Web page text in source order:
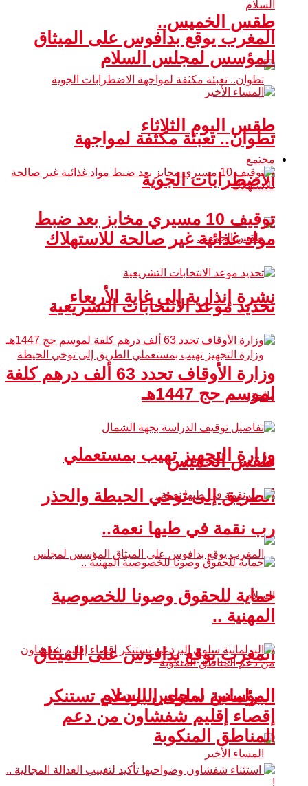
طقس الخميس..
تطوان.. تعبئة مكثفة لمواجهة
الاضطرابات الجوية
نشرة إنذارية إلى غاية الأربعاء
وزارة التجهيز تهيب بمستعملي
الطريق إلى توخي الحيطة والحذر
المغرب يوقع بدافوس على الميثاق
المؤسس لمجلس السلام
المغرب يوقع بدافوس على الميثاق
المؤسس لمجلس السلام
طقس اليوم الثلاثاء
مجتمع
توقيف 10 مسيري مخابز بعد ضبط
مواد غذائية غير صالحة للاستهلاك
تحديد موعد الانتخابات التشريعية
وزارة الأوقاف تحدد 63 ألف درهم كلفة
لموسم حج 1447هـ
طقس الخميس
رب نقمة في طيها نعمة..
حماية للحقوق وصونا للخصوصية
المهنية ..
البرلمانية سلوى البردعي تستنكر
إقصاء إقليم شفشاون من دعم
المناطق المنكوبة